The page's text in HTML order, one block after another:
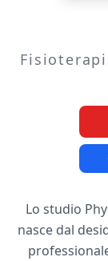
Lo studio
nasce dal